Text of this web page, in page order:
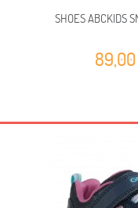
SHOES ABCKIDS
89,00